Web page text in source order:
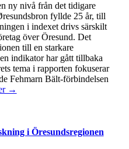
ny nivå från det tidigare
fyllde 25 år, till
i indexet drivs särskilt
över Öresund. Det
till en starkare
indikator har gått tillbaka
tema i rapporten fokuserar
Fehmarn Bält-förbindelsen
→
i Öresundsregionen